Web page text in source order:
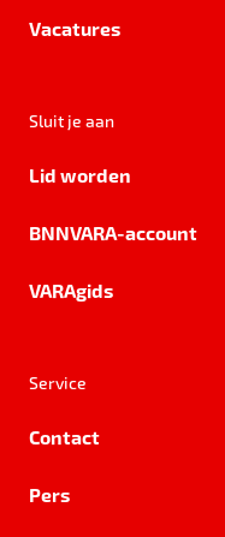
Vacatures
Sluit je aan
Lid worden
BNNVARA-account
VARAgids
Service
Contact
Pers